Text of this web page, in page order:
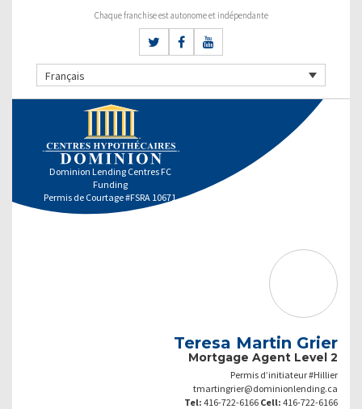
Chaque franchise est autonome et indépendante
Français
Dominion Lending Centres FC
Funding
Permis de Courtage #FSRA 10671
Teresa Martin Grier
Mortgage Agent Level 2
Permis d’initiateur #Hillier
tmartingrier@dominionlending.ca
Tel: 416-722-6166 Cell: 416-722-6166